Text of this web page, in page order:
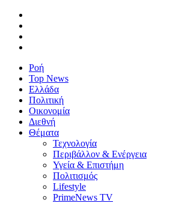
Ροή
Top News
Ελλάδα
Πολιτική
Οικονομία
Διεθνή
Θέματα
Τεχνολογία
Περιβάλλον & Ενέργεια
Υγεία & Επιστήμη
Πολιτισμός
Lifestyle
PrimeNews TV